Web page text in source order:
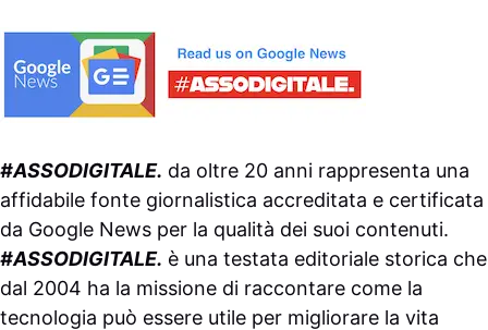
#ASSODIGITALE. da oltre 20 anni rappresenta una
affidabile fonte giornalistica accreditata e certificata
da Google News per la qualità dei suoi contenuti.
#ASSODIGITALE. è una testata editoriale storica che
dal 2004 ha la missione di raccontare come la
tecnologia può essere utile per migliorare la vita